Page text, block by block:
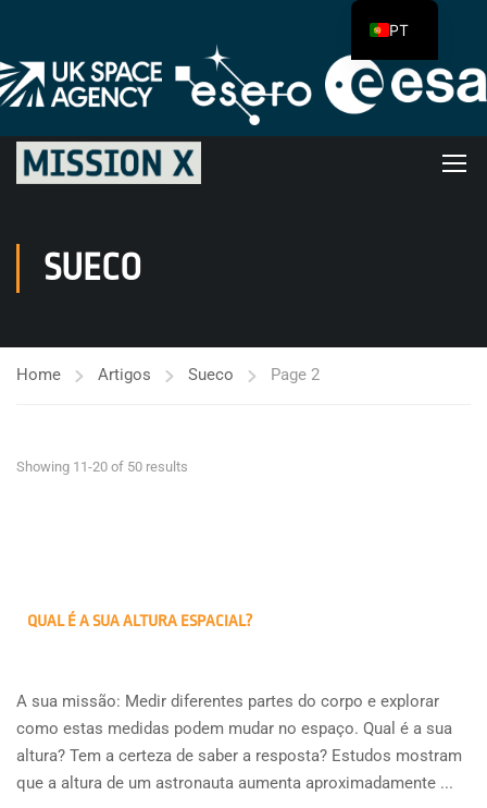
SUECO
Home Artigos Sueco Page 2
Showing 11-20 of 50 results
QUAL É A SUA ALTURA ESPACIAL?
A sua missão: Medir diferentes partes do corpo e explorar
como estas medidas podem mudar no espaço. Qual é a sua
altura? Tem a certeza de saber a resposta? Estudos mostram
que a altura de um astronauta aumenta aproximadamente ...
PT